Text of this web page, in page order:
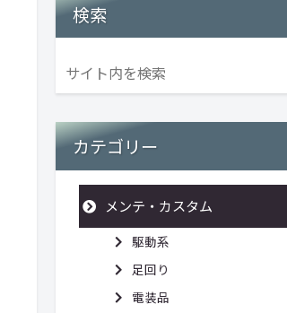
検索
カテゴリー
メンテ・カスタム
駆動系
足回り
電装品